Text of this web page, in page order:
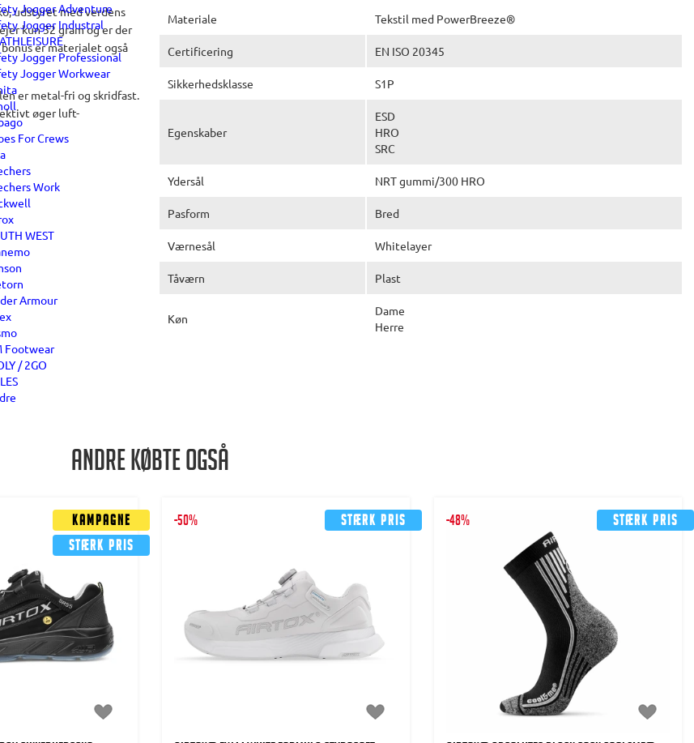
Jogger Adventure
Jogger Industral
Jogger Professional
Jogger Workwear
For Crews
Work
WEST
Armour
Footwear
/ 2GO
udstyret med verdens
kun 32 gram og er der
er materialet også
er metal-fri og skridfast.
øger luft-
Materiale Tekstil med PowerBreeze®
Certificering EN ISO 20345
Sikkerhedsklasse S1P
Egenskaber
ESD
HRO
SRC
Ydersål NRT gummi/300 HRO
Pasform Bred
Værnesål Whitelayer
Tåværn Plast
Køn
Dame
Herre
Andre købte også
Kampagne
Stærk pris
Stærk pris
-50% Stærk pris
-48%